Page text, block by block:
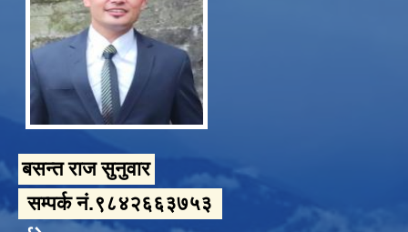
बसन्त राज सुनुवार
सम्पर्क नं.९८४२६६३७५३